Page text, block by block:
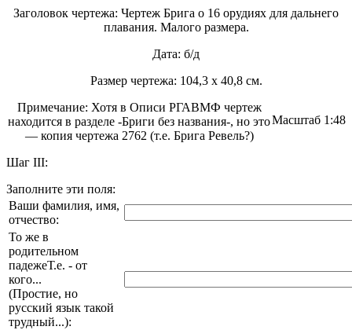
Заголовок чертежа: Чертеж Брига о 16 орудиях для дальнего
плавания. Малого размера.
Дата: б/д
Размер чертежа: 104,3 х 40,8 см.
Масштаб 1:48
Примечание: Хотя в Описи РГАВМФ чертеж
находится в разделе -Бриги без названия-, но это
— копия чертежа 2762 (т.е. Брига Ревель?)
Шаг III:
Заполните эти поля:
Ваши фамилия, имя,
отчество:
То же в
родительном
падежеТ.е. - от
кого...
(Простие, но
русский язык такой
трудный...):